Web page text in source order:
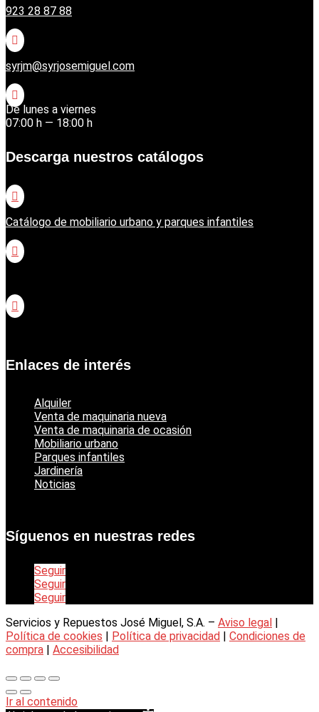
923 28 87 88

syrjm@syrjosemiguel.com

De lunes a viernes
07:00 h — 18:00 h
Descarga nuestros catálogos

Catálogo de mobiliario urbano y parques infantiles


Enlaces de interés
Alquiler
Venta de maquinaria nueva
Venta de maquinaria de ocasión
Mobiliario urbano
Parques infantiles
Jardinería
Noticias
Síguenos en nuestras redes
Seguir
Seguir
Seguir
Servicios y Repuestos José Miguel, S.A. – Aviso legal |
Política de cookies | Política de privacidad | Condiciones de
compra | Accesibilidad
Ir al contenido